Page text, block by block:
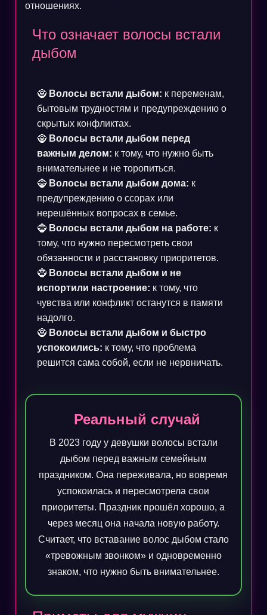
отношениях.
Что означает волосы встали
дыбом
🧌 Волосы встали дыбом: к переменам,
бытовым трудностям и предупреждению о
скрытых конфликтах.
🧌 Волосы встали дыбом перед
важным делом: к тому, что нужно быть
внимательнее и не торопиться.
🧌 Волосы встали дыбом дома: к
предупреждению о ссорах или
нерешённых вопросах в семье.
🧌 Волосы встали дыбом на работе: к
тому, что нужно пересмотреть свои
обязанности и расстановку приоритетов.
🧌 Волосы встали дыбом и не
испортили настроение: к тому, что
чувства или конфликт останутся в памяти
надолго.
🧌 Волосы встали дыбом и быстро
успокоились: к тому, что проблема
решится сама собой, если не нервничать.
Реальный случай
В 2023 году у девушки волосы встали
дыбом перед важным семейным
праздником. Она переживала, но вовремя
успокоилась и пересмотрела свои
приоритеты. Праздник прошёл хорошо, а
через месяц она начала новую работу.
Считает, что вставание волос дыбом стало
«тревожным звонком» и одновременно
знаком, что нужно быть внимательнее.